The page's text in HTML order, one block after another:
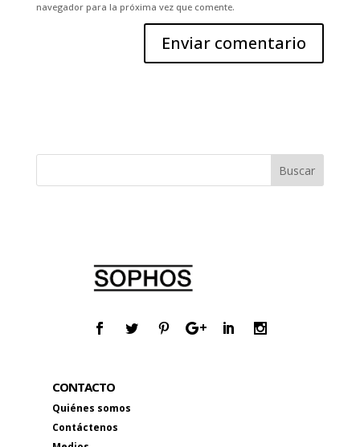
navegador para la próxima vez que comente.
CONTACTO
Quiénes somos
Contáctenos